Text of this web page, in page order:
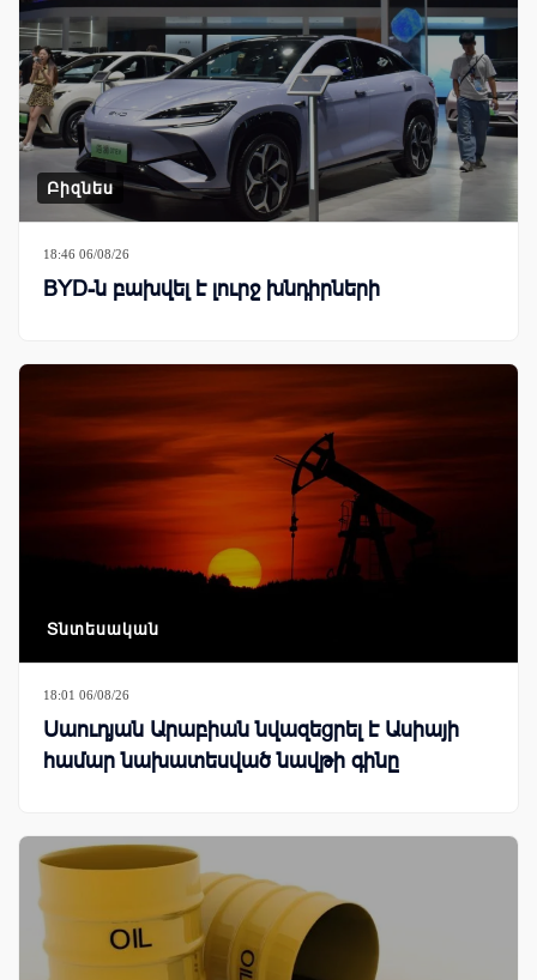
Բիզնես
18:46 06/08/26
BYD-ն բախվել է լուրջ խնդիրների
Տնտեսական
18:01 06/08/26
Սաուդյան Արաբիան նվազեցրել է Ասիայի
համար նախատեսված նավթի գինը